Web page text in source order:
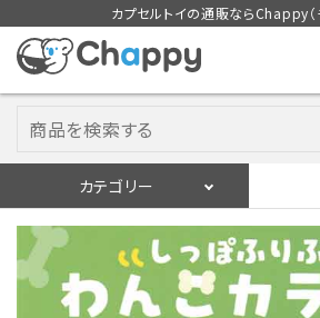
カプセルトイの通販ならChappy（
カテゴリー
会員
入荷スケジュールをチェック